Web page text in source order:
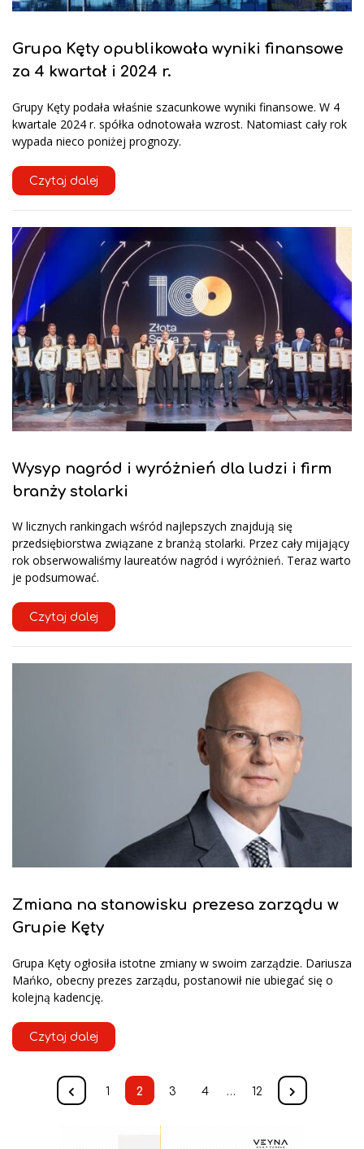
Grupa Kęty opublikowała wyniki finansowe
za 4 kwartał i 2024 r.
Grupy Kęty podała właśnie szacunkowe wyniki finansowe. W 4
kwartale 2024 r. spółka odnotowała wzrost. Natomiast cały rok
wypada nieco poniżej prognozy.
Czytaj dalej
Wysyp nagród i wyróżnień dla ludzi i firm
branży stolarki
W licznych rankingach wśród najlepszych znajdują się
przedsiębiorstwa związane z branżą stolarki. Przez cały mijający
rok obserwowaliśmy laureatów nagród i wyróżnień. Teraz warto
je podsumować.
Czytaj dalej
Zmiana na stanowisku prezesa zarządu w
Grupie Kęty
Grupa Kęty ogłosiła istotne zmiany w swoim zarządzie. Dariusza
Mańko, obecny prezes zarządu, postanowił nie ubiegać się o
kolejną kadencję.
Czytaj dalej
1 2 3 4 … 12